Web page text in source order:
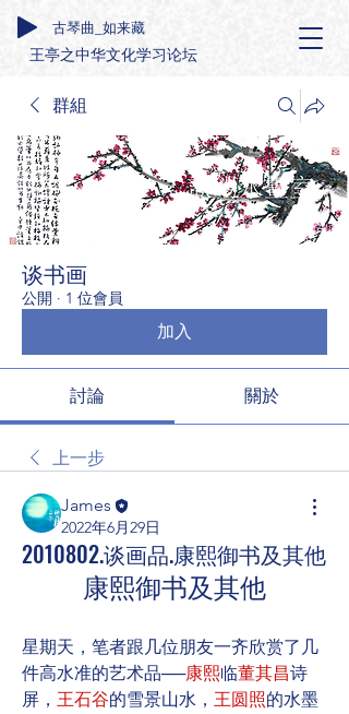
古琴曲_如来藏
王亭之中华文化学习论坛
群組
谈书画
公開 · 1 位會員
加入
討論 關於
上一步
James
2022年6月29日
2010802.谈画品.康熙御书及其他
康熙御书及其他
星期天，笔者跟几位朋友一齐欣赏了几
件高水准的艺术品──康熙临董其昌诗
屏， 王石谷的雪景山水， 王圆照的水墨